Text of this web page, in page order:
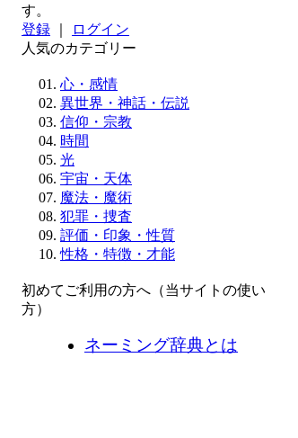
す。
登録
ログイン
人気のカテゴリー
心・感情
異世界・神話・伝説
信仰・宗教
時間
光
宇宙・天体
魔法・魔術
犯罪・捜査
評価・印象・性質
性格・特徴・才能
初めてご利用の方へ（当サイトの使い
方）
ネーミング辞典とは